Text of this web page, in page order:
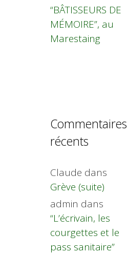
“BÂTISSEURS DE
MÉMOIRE”, au
Marestaing
Commentaires
récents
Claude dans
Grève (suite)
admin dans
“L’écrivain, les
courgettes et le
pass sanitaire”